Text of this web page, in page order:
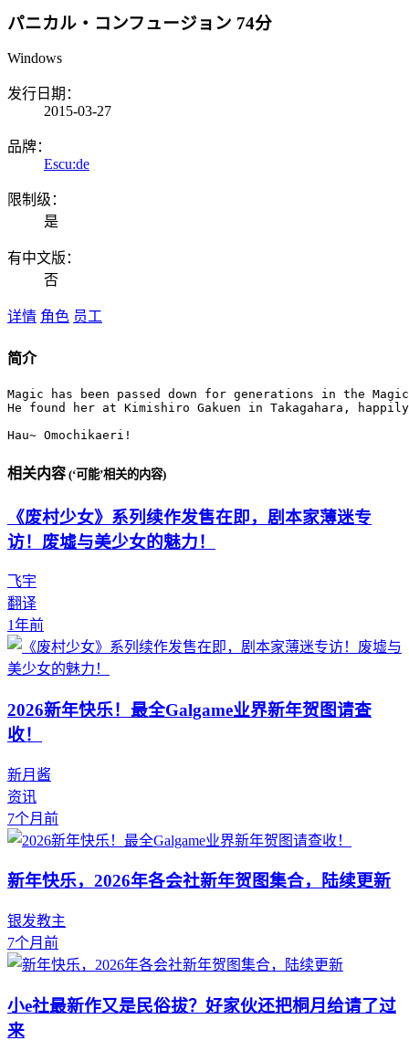
パニカル・コンフュージョン 74分
Windows
发行日期：
2015-03-27
品牌：
Escu:de
限制级：
是
有中文版：
否
详情 角色 员工
简介
Magic has been passed down for generations in the
He found her at Kimishiro Gakuen in Takagahara,
Hau~ Omochikaeri!
相关内容 (‘可能’相关的内容)
《废村少女》系列续作发售在即，剧本家薄迷专
访！废墟与美少女的魅力！
飞宇
翻译
1年前
2026新年快乐！最全Galgame业界新年贺图请查
收！
新月酱
资讯
7个月前
新年快乐，2026年各会社新年贺图集合，陆续更新
银发教主
7个月前
小e社最新作又是民俗拔？好家伙还把桐月给请了过
来